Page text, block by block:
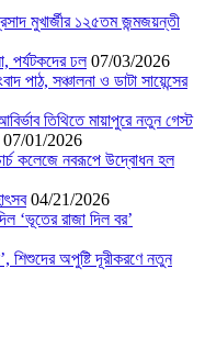
মুখার্জীর ১২৫তম জন্মজয়ন্তী
পর্যটকদের ঢল 07/03/2026
পাঠ, সঞ্চালনা ও ডাটা সায়েন্সের
তিথিতে মায়াপুরে নতুন গেস্ট
07/01/2026
কলেজে নবরূপে উদ্বোধন হল
04/21/2026
‘ভূতের রাজা দিল বর’
অপুষ্টি দূরীকরণে নতুন